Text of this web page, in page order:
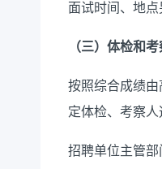
面试时间、地
（三） 体检和考
按照综合成绩
定体检、考察人
招聘单位主管